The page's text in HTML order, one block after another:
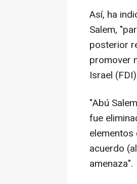
Así, ha
Salem,
posterior
promover
Israel
"Abú
fue
elementos
acuerdo
amenaza".